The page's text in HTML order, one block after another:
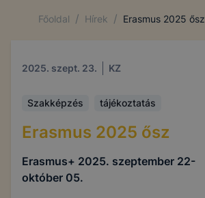
Főoldal / Hírek / Erasmus 2025 ősz
2025. szept. 23. KZ
Szakképzés tájékoztatás
Erasmus 2025 ősz
Erasmus+ 2025. szeptember 22-
október 05.